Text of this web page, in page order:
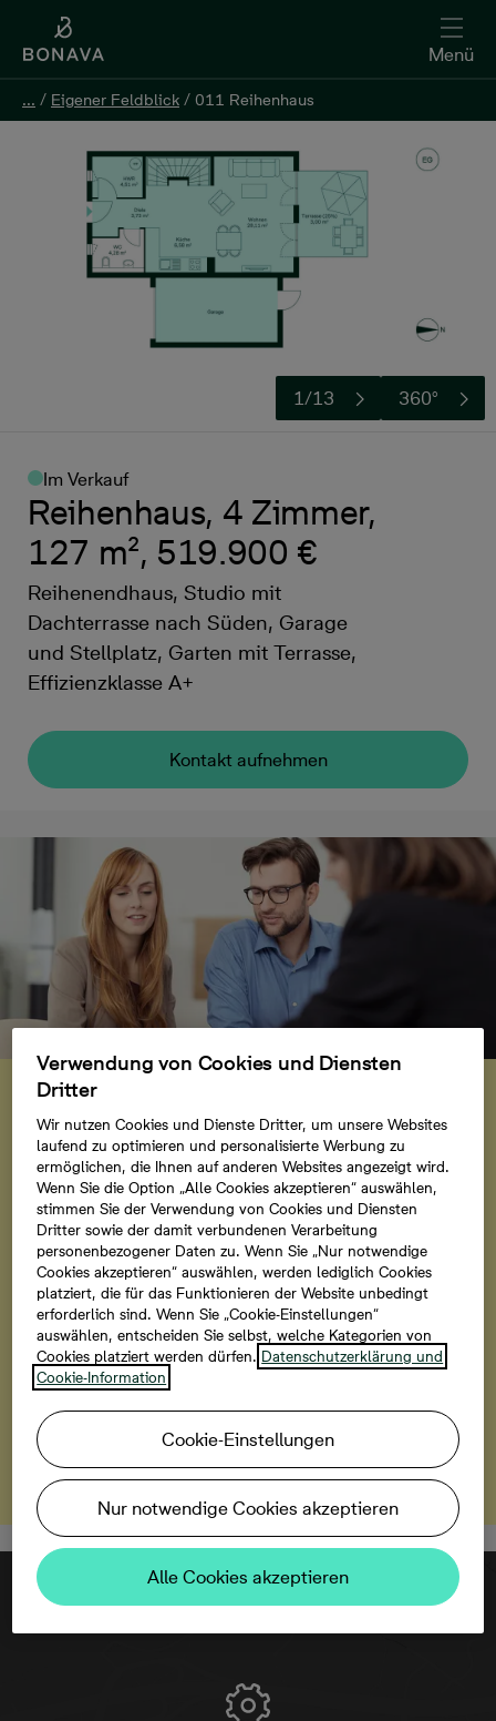
Menü
... / Eigener Feldblick / 011 Reihenhaus
1/13 360°
Im Verkauf
Reihenhaus, 4 Zimmer,
127 m², 519.900 €
Reihenendhaus, Studio mit
Dachterrasse nach Süden, Garage
und Stellplatz, Garten mit Terrasse,
Effizienzklasse A+
Kontakt aufnehmen
... / Eigener Feldblick / 011 Reihenhaus
Kontakt aufnehmen
Förder-Tipp
KfW-Förderung für
Effizienzhaus 55
Die Kreditanstalt für Wiederaufbau (KfW) fördert den
Bau bestimmter energieeffizienter Wohnimmobilien.
Dadurch haben Sie die Möglichkeit, bei der
Finanzierung Ihrer Immobilie von einem
zinsvergünstigten Kredit zu profitieren und so Kosten
zu sparen. Den Antrag können Sie entweder bei Ihrer
Bank oder gemeinsam mit unserem
Finanzierungspartner Interhyp stellen.
Mehr erfahren
Verwendung von Cookies und Diensten
Dritter
Wir nutzen Cookies und Dienste Dritter, um unsere Websites
laufend zu optimieren und personalisierte Werbung zu
ermöglichen, die Ihnen auf anderen Websites angezeigt wird.
Wenn Sie die Option „Alle Cookies akzeptieren“ auswählen,
stimmen Sie der Verwendung von Cookies und Diensten
Dritter sowie der damit verbundenen Verarbeitung
personenbezogener Daten zu. Wenn Sie „Nur notwendige
Cookies akzeptieren“ auswählen, werden lediglich Cookies
platziert, die für das Funktionieren der Website unbedingt
erforderlich sind. Wenn Sie „Cookie-Einstellungen“
auswählen, entscheiden Sie selbst, welche Kategorien von
Cookies platziert werden dürfen. Datenschutzerklärung und
Cookie-Information
Cookie-Einstellungen
Nur notwendige Cookies akzeptieren
Alle Cookies akzeptieren